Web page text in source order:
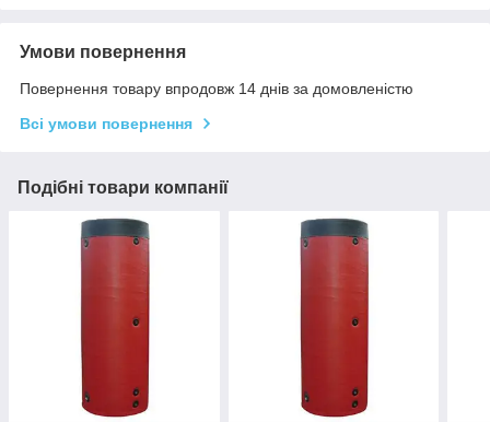
Умови повернення
Повернення товару впродовж 14 днів за домовленістю
Всі умови повернення
Подібні товари компанії